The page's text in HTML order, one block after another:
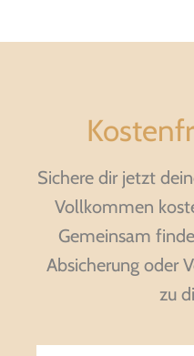
Sichere dir jetzt
Vollkommen
Gemeinsam
Absicherung oder
zu